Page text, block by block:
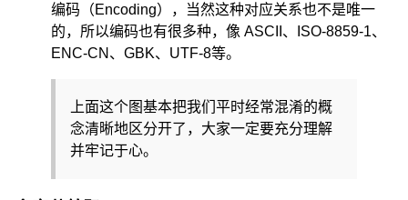
编码（Encoding），当然这种对应关系也不是唯一
的，所以编码也有很多种，像 ASCII、ISO-8859-1、
ENC-CN、GBK、UTF-8等。
上面这个图基本把我们平时经常混淆的概
念清晰地区分开了，大家一定要充分理解
并牢记于心。